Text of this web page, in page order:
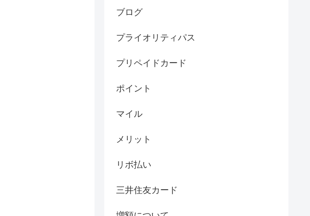
ブログ
プライオリティパス
プリペイドカード
ポイント
マイル
メリット
リボ払い
三井住友カード